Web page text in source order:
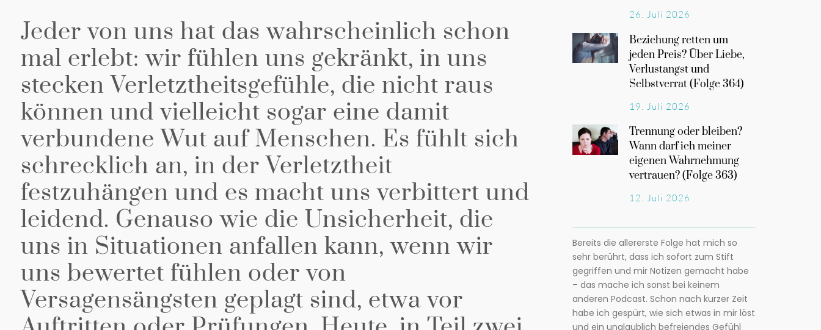
Jeder von uns hat das wahrscheinlich schon
mal erlebt: wir fühlen uns gekränkt, in uns
stecken Verletztheitsgefühle, die nicht raus
können und vielleicht sogar eine damit
verbundene Wut auf Menschen. Es fühlt sich
schrecklich an, in der Verletztheit
festzuhängen und es macht uns verbittert und
leidend. Genauso wie die Unsicherheit, die
uns in Situationen anfallen kann, wenn wir
uns bewertet fühlen oder von
Versagensängsten geplagt sind, etwa vor
26. Juli 2026
Beziehung retten um
jeden Preis? Über Liebe,
Verlustangst und
Selbstverrat (Folge 364)
19. Juli 2026
Trennung oder bleiben?
Wann darf ich meiner
eigenen Wahrnehmung
vertrauen? (Folge 363)
12. Juli 2026
Bereits die allererste Folge hat mich so
sehr berührt, dass ich sofort zum Stift
gegriffen und mir Notizen gemacht habe
– das mache ich sonst bei keinem
anderen Podcast. Schon nach kurzer Zeit
habe ich gespürt, wie sich etwas in mir löst
und ein unglaublich befreiendes Gefühl